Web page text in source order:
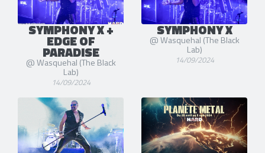
SYMPHONY X +
EDGE OF
PARADISE
@ Wasquehal (The Black
Lab)
14/09/2024
SYMPHONY X
@ Wasquehal (The Black
Lab)
14/09/2024